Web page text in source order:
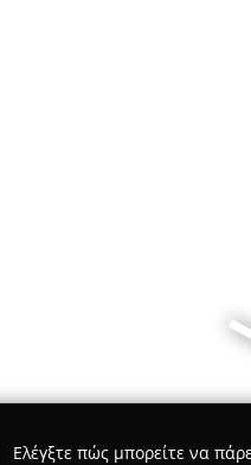
Ελέγξτε πώς μπορείτε να